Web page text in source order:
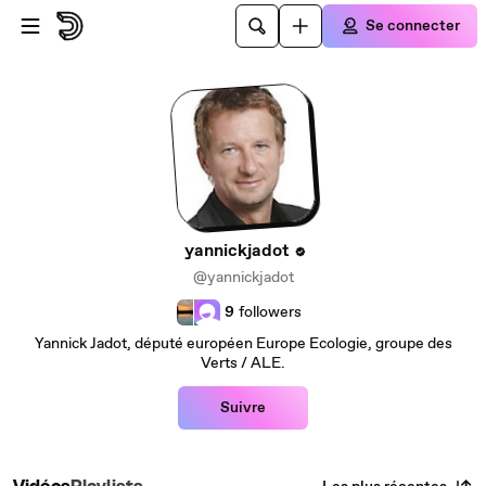
Passer au contenu principal
Se connecter
yannickjadot
@yannickjadot
9 followers
Yannick Jadot, député européen Europe Ecologie, groupe des
Verts / ALE.
Suivre